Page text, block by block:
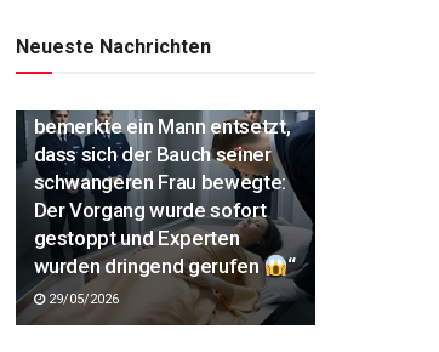
Neueste Nachrichten
bemerkte ein Mann entsetzt,
dass sich der Bauch seiner
schwangeren Frau bewegte:
Der Vorgang wurde sofort
gestoppt und Experten
wurden dringend gerufen
“
29/05/2026